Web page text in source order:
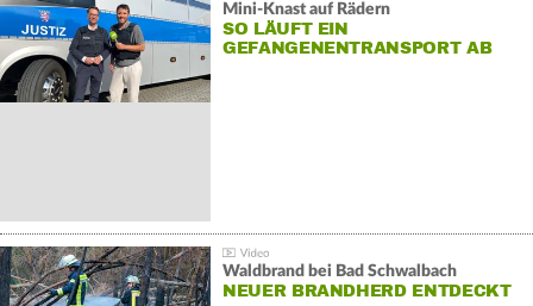
Mini-Knast auf Rädern
SO LÄUFT EIN
GEFANGENENTRANSPORT AB
Waldbrand bei Bad Schwalbach
NEUER BRANDHERD ENTDECKT